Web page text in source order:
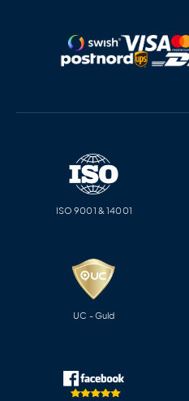
ISO 9001 & 14001
UC - Guld